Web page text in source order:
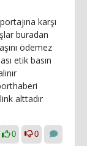
karşı
buradan
ödemez
etik basın
alttadır
0 0